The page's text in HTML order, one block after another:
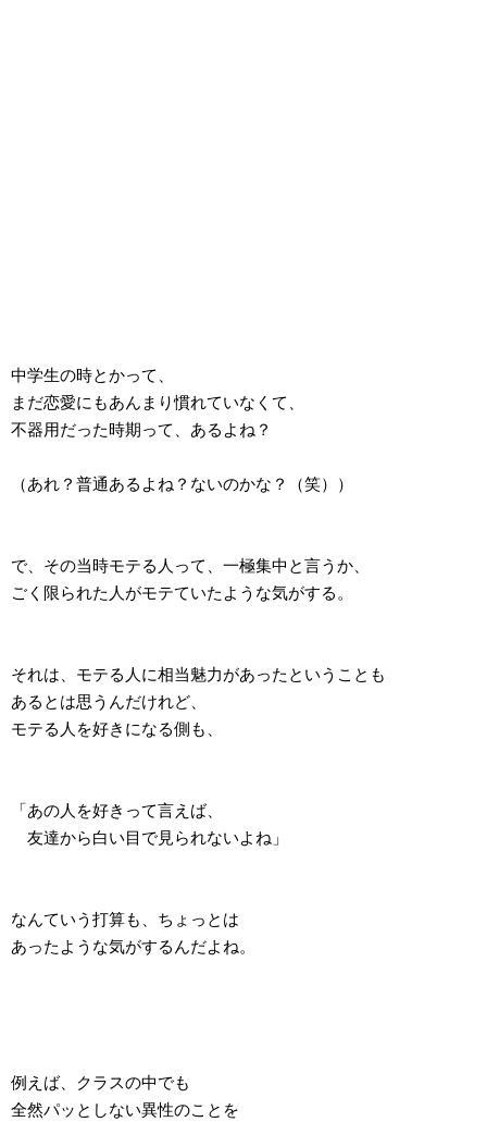
中学生の時とかって、
まだ恋愛にもあんまり慣れていなくて、
不器用だった時期って、あるよね？
（あれ？普通あるよね？ないのかな？（笑））
で、その当時モテる人って、一極集中と言うか、
ごく限られた人がモテていたような気がする。
それは、モテる人に相当魅力があったということも
あるとは思うんだけれど、
モテる人を好きになる側も、
「あの人を好きって言えば、
友達から白い目で見られないよね」
なんていう打算も、ちょっとは
あったような気がするんだよね。
例えば、クラスの中でも
全然パッとしない異性のことを